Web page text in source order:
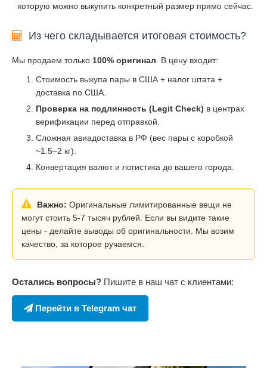
которую можно выкупить конкретный размер прямо сейчас.
Из чего складывается итоговая стоимость?
Мы продаем только 100% оригинал . В цену входит:
Стоимость выкупа пары в США + налог штата +
доставка по США.
Проверка на подлинность (Legit Check) в центрах
верификации перед отправкой.
Сложная авиадоставка в РФ (вес пары с коробкой
~1.5–2 кг).
Конвертация валют и логистика до вашего города.
Важно: Оригинальные лимитированные вещи не
могут стоить 5-7 тысяч рублей. Если вы видите такие
цены - делайте выводы об оригинальности. Мы возим
качество, за которое ручаемся.
Остались вопросы? Пишите в наш чат с клиентами:
Перейти в Telegram чат